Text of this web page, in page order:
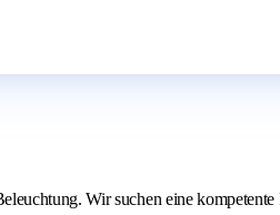
Wir suchen eine kompetente